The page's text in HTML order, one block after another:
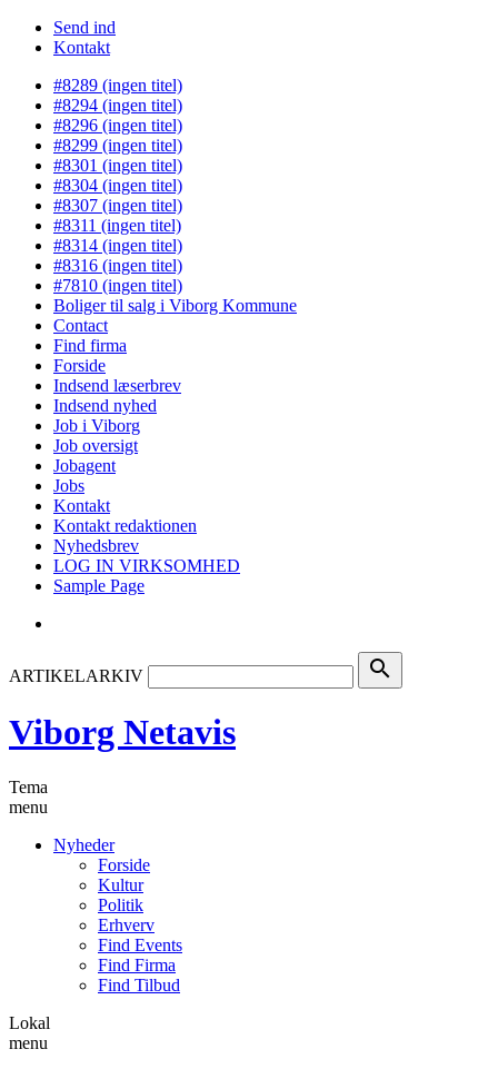
Send ind
Kontakt
#8289 (ingen titel)
#8294 (ingen titel)
#8296 (ingen titel)
#8299 (ingen titel)
#8301 (ingen titel)
#8304 (ingen titel)
#8307 (ingen titel)
#8311 (ingen titel)
#8314 (ingen titel)
#8316 (ingen titel)
#7810 (ingen titel)
Boliger til salg i Viborg Kommune
Contact
Find firma
Forside
Indsend læserbrev
Indsend nyhed
Job i Viborg
Job oversigt
Jobagent
Jobs
Kontakt
Kontakt redaktionen
Nyhedsbrev
LOG IN VIRKSOMHED
Sample Page
ARTIKELARKIV search
Viborg Netavis
Tema
menu
Nyheder
Forside
Kultur
Politik
Erhverv
Find Events
Find Firma
Find Tilbud
Lokal
menu